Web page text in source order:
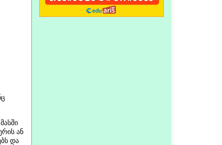
ან
და